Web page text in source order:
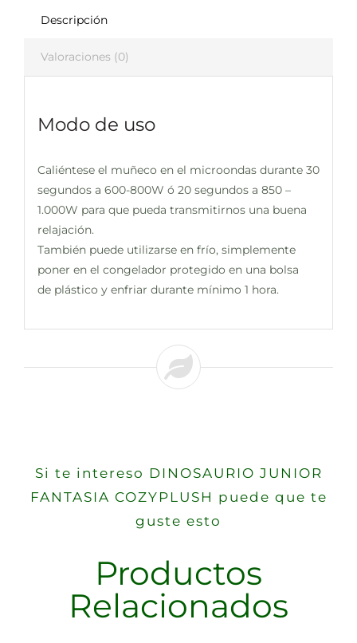
Descripción
Valoraciones (0)
Modo de uso
Caliéntese el muñeco en el microondas durante 30
segundos a 600-800W ó 20 segundos a 850 –
1.000W para que pueda transmitirnos una buena
relajación.
También puede utilizarse en frío, simplemente
poner en el congelador protegido en una bolsa
de plástico y enfriar durante mínimo 1 hora.
Si te intereso DINOSAURIO JUNIOR
FANTASIA COZYPLUSH puede que te
guste esto
Productos
Relacionados